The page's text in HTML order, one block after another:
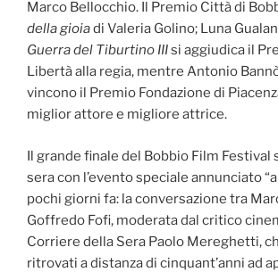
Marco Bellocchio. Il Premio Città di
della gioiadi Valeria Golino; Luna
Guerra del Tiburtino IIIsi aggiudica il
Libertà alla regia, mentre Antonio
vincono il Premio Fondazione di
miglior attore e migliore attrice.
Il grande finale del Bobbio Film Festival
sera con l’evento speciale annunciato
pochi giorni fa: la conversazione tra
Goffredo Fofi, moderata dal critico
Corriere della Sera Paolo Mereghetti,
ritrovati a distanza di cinquant’anni ad